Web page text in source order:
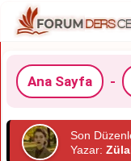
Ana Sayfa -
Son
Yazar: